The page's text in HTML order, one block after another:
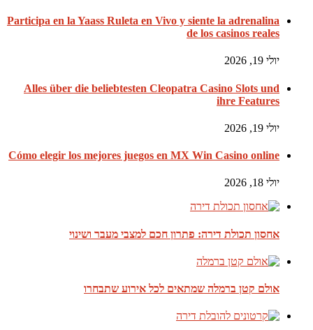
Participa en la Yaass Ruleta en Vivo y siente la adrenalina
de los casinos reales
יולי 19, 2026
Alles über die beliebtesten Cleopatra Casino Slots und
ihre Features
יולי 19, 2026
Cómo elegir los mejores juegos en MX Win Casino online
יולי 18, 2026
אחסון תכולת דירה: פתרון חכם למצבי מעבר ושינוי
אולם קטן ברמלה שמתאים לכל אירוע שתבחרו